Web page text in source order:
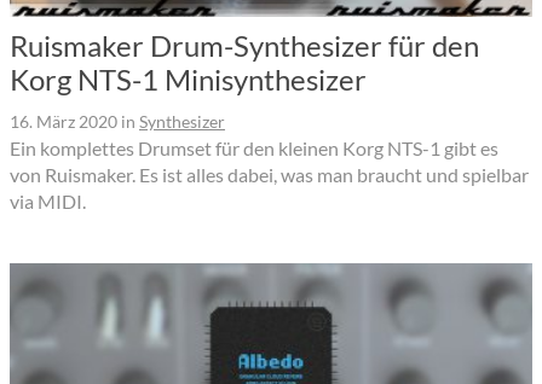
Ruismaker Drum-Synthesizer für den
Korg NTS-1 Minisynthesizer
16. März 2020 in Synthesizer
Ein komplettes Drumset für den kleinen Korg NTS-1 gibt es
von Ruismaker. Es ist alles dabei, was man braucht und spielbar
via MIDI.